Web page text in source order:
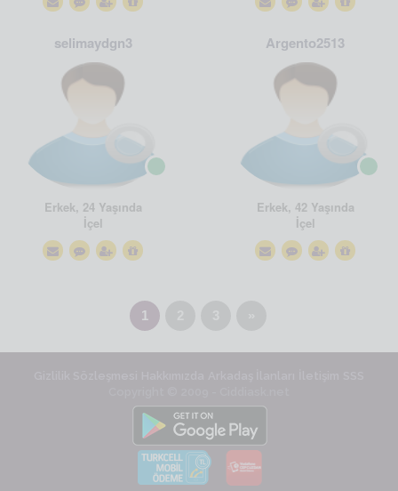
selimaydgn3
Erkek, 24 Yaşında
İçel
Argento2513
Erkek, 42 Yaşında
İçel
1